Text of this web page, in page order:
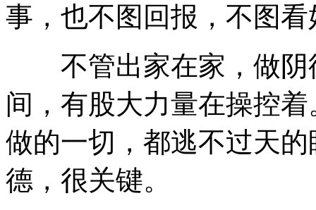
事，也不图回报，不图
不管出家在家，做阴
间，有股大力量在操控
做的一切，都逃不过天
德，很关键。